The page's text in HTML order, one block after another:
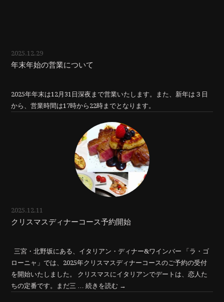
2025.12.29
年末年始の営業について
2025年年末は12月31日深夜まで営業いたします。また、新年は３日
から、営業時間は17時から22時までとなります。
2025.12.11
クリスマスディナーコース予約開始
三宮・北野坂にある、イタリアン・ディナー&ワインバー 「ラ・ゴ
ローニャ」では、2025年クリスマスディナーコースのご予約の受付
を開始いたしました。 クリスマスにイタリアンでデートは、恋人た
ちの定番です。まだ三 …続きを読む →